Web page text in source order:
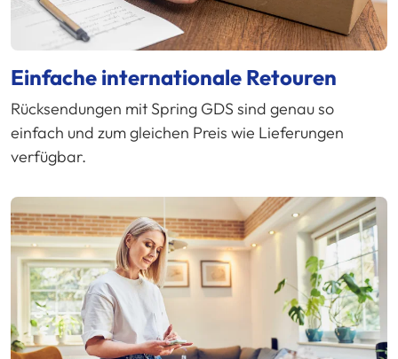
Einfache internationale Retouren
Rücksendungen mit Spring GDS sind genau so
einfach und zum gleichen Preis wie Lieferungen
verfügbar.